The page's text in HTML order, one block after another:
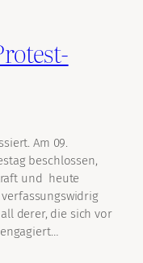
Am 09.
beschlossen,
und heute
derer, die sich vor